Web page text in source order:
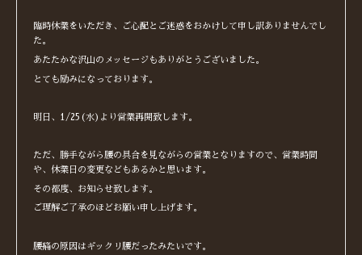
臨時休業をいただき、ご心配とご迷惑をおかけして申し訳ありませんでし
た。
あたたかな沢山のメッセージもありがとうございました。
とても励みになっております。
明日、1/25(水)より営業再開致します。
ただ、勝手ながら腰の具合を見ながらの営業となりますので、営業時間
や、休業日の変更などもあるかと思います。
その都度、お知らせ致します。
ご理解ご了承のほどお願い申し上げます。
腰痛の原因はギックリ腰だったみたいです。